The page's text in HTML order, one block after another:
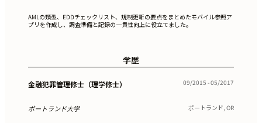
AMLの類型、EDDチェックリスト、規制更新の要点をまとめたモバイル参照ア
プリを作成し、調査準備と記録の一貫性向上に役立てました。
学歴
金融犯罪管理修士（理学修士） 09/2015 - 05/2017
ポートランド大学 ポートランド, OR